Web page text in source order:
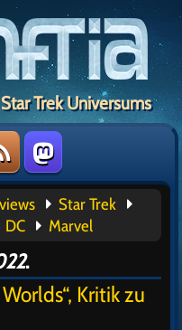
Trek Universums
Star Trek
DC Marvel
.
Kritik zu